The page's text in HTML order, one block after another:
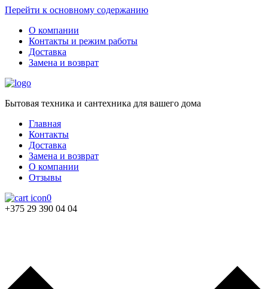
Перейти к основному содержанию
О компании
Контакты и режим работы
Доставка
Замена и возврат
Бытовая техника и сантехника для вашего дома
Главная
Контакты
Доставка
Замена и возврат
О компании
Отзывы
0
+375 29 390 04 04